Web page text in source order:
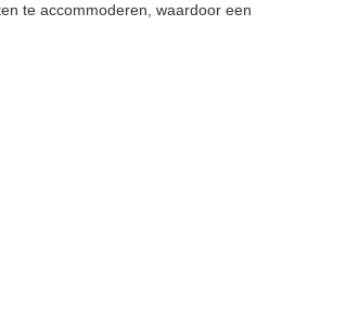
te accommoderen, waardoor een